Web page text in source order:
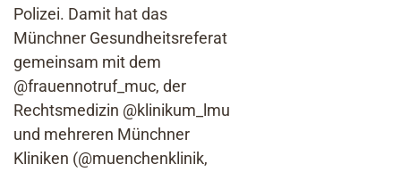
Polizei. Damit hat das
Münchner Gesundheitsreferat
gemeinsam mit dem
@frauennotruf_muc, der
Rechtsmedizin @klinikum_lmu
und mehreren Münchner
Kliniken (@muenchenklinik,